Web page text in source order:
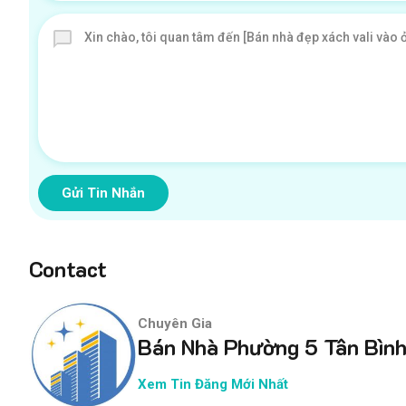
Gửi Tin Nhắn
Contact
Chuyên Gia
Bán Nhà Phường 5 Tân Bình
Xem Tin Đăng Mới Nhất